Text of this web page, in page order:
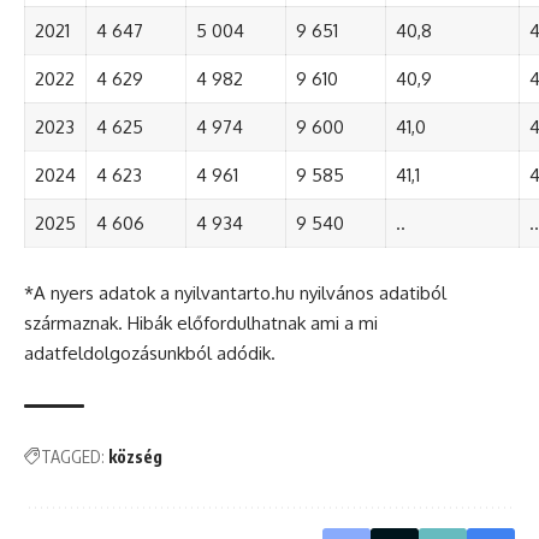
2021 4 647 5 004 9 651 40,8
2022 4 629 4 982 9 610 40,9
2023 4 625 4 974 9 600 41,0
2024 4 623 4 961 9 585 41,1
2025 4 606 4 934 9 540 .. ..
*A nyers adatok a nyilvantarto.hu nyilvános adatiból
származnak. Hibák előfordulhatnak ami a mi
adatfeldolgozásunkból adódik.
TAGGED: község